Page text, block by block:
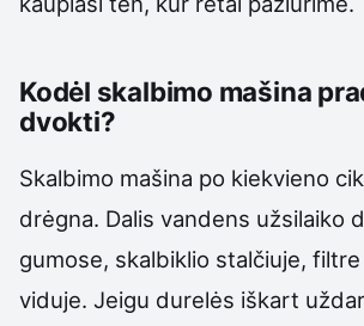
Kodėl skalbimo mašina
dvokti?
Skalbimo mašina po kiekvieno
drėgna. Dalis vandens užsilaiko
gumose, skalbiklio stalčiuje,
viduje. Jeigu durelės iškart